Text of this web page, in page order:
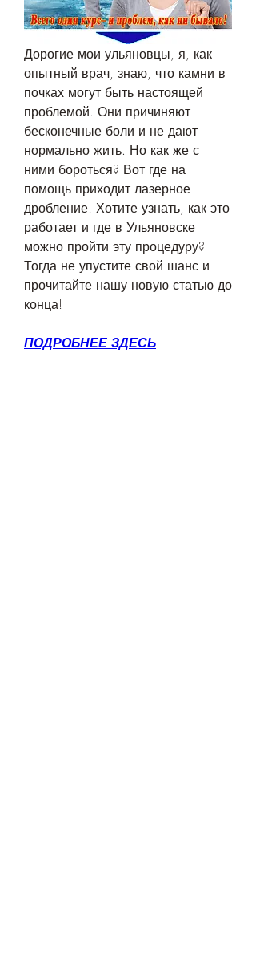
Дорогие мои ульяновцы, я, как
опытный врач, знаю, что камни в
почках могут быть настоящей
проблемой. Они причиняют
бесконечные боли и не дают
нормально жить. Но как же с
ними бороться? Вот где на
помощь приходит лазерное
дробление! Хотите узнать, как это
работает и где в Ульяновске
можно пройти эту процедуру?
Тогда не упустите свой шанс и
прочитайте нашу новую статью до
конца!
ПОДРОБНЕЕ ЗДЕСЬ